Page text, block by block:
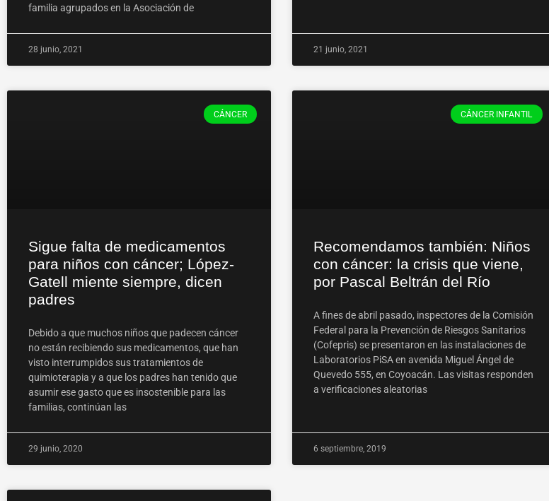
familia agrupados en la Asociación de
28 junio, 2021 21 junio, 2021
CÁNCER
Sigue falta de medicamentos
para niños con cáncer; López-
Gatell miente siempre, dicen
padres
Debido a que muchos niños que padecen cáncer
no están recibiendo sus medicamentos, que han
visto interrumpidos sus tratamientos de
quimioterapia y a que los padres han tenido que
asumir ese gasto que es insostenible para las
familias, continúan las
29 junio, 2020
CÁNCER INFANTIL
Recomendamos también: Niños
con cáncer: la crisis que viene,
por Pascal Beltrán del Río
A fines de abril pasado, inspectores de la Comisión
Federal para la Prevención de Riesgos Sanitarios
(Cofepris) se presentaron en las instalaciones de
Laboratorios PiSA en avenida Miguel Ángel de
Quevedo 555, en Coyoacán. Las visitas responden
a verificaciones aleatorias
6 septiembre, 2019